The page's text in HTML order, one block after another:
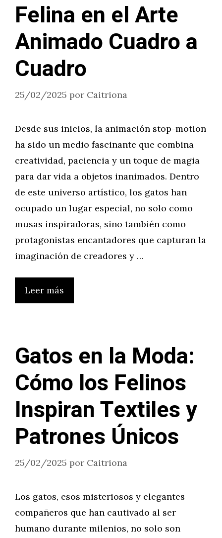
Felina en el Arte
Animado Cuadro a
Cuadro
25/02/2025 por Caitriona
Desde sus inicios, la animación stop-motion
ha sido un medio fascinante que combina
creatividad, paciencia y un toque de magia
para dar vida a objetos inanimados. Dentro
de este universo artístico, los gatos han
ocupado un lugar especial, no solo como
musas inspiradoras, sino también como
protagonistas encantadores que capturan la
imaginación de creadores y …
Leer más
Gatos en la Moda:
Cómo los Felinos
Inspiran Textiles y
Patrones Únicos
25/02/2025 por Caitriona
Los gatos, esos misteriosos y elegantes
compañeros que han cautivado al ser
humano durante milenios, no solo son